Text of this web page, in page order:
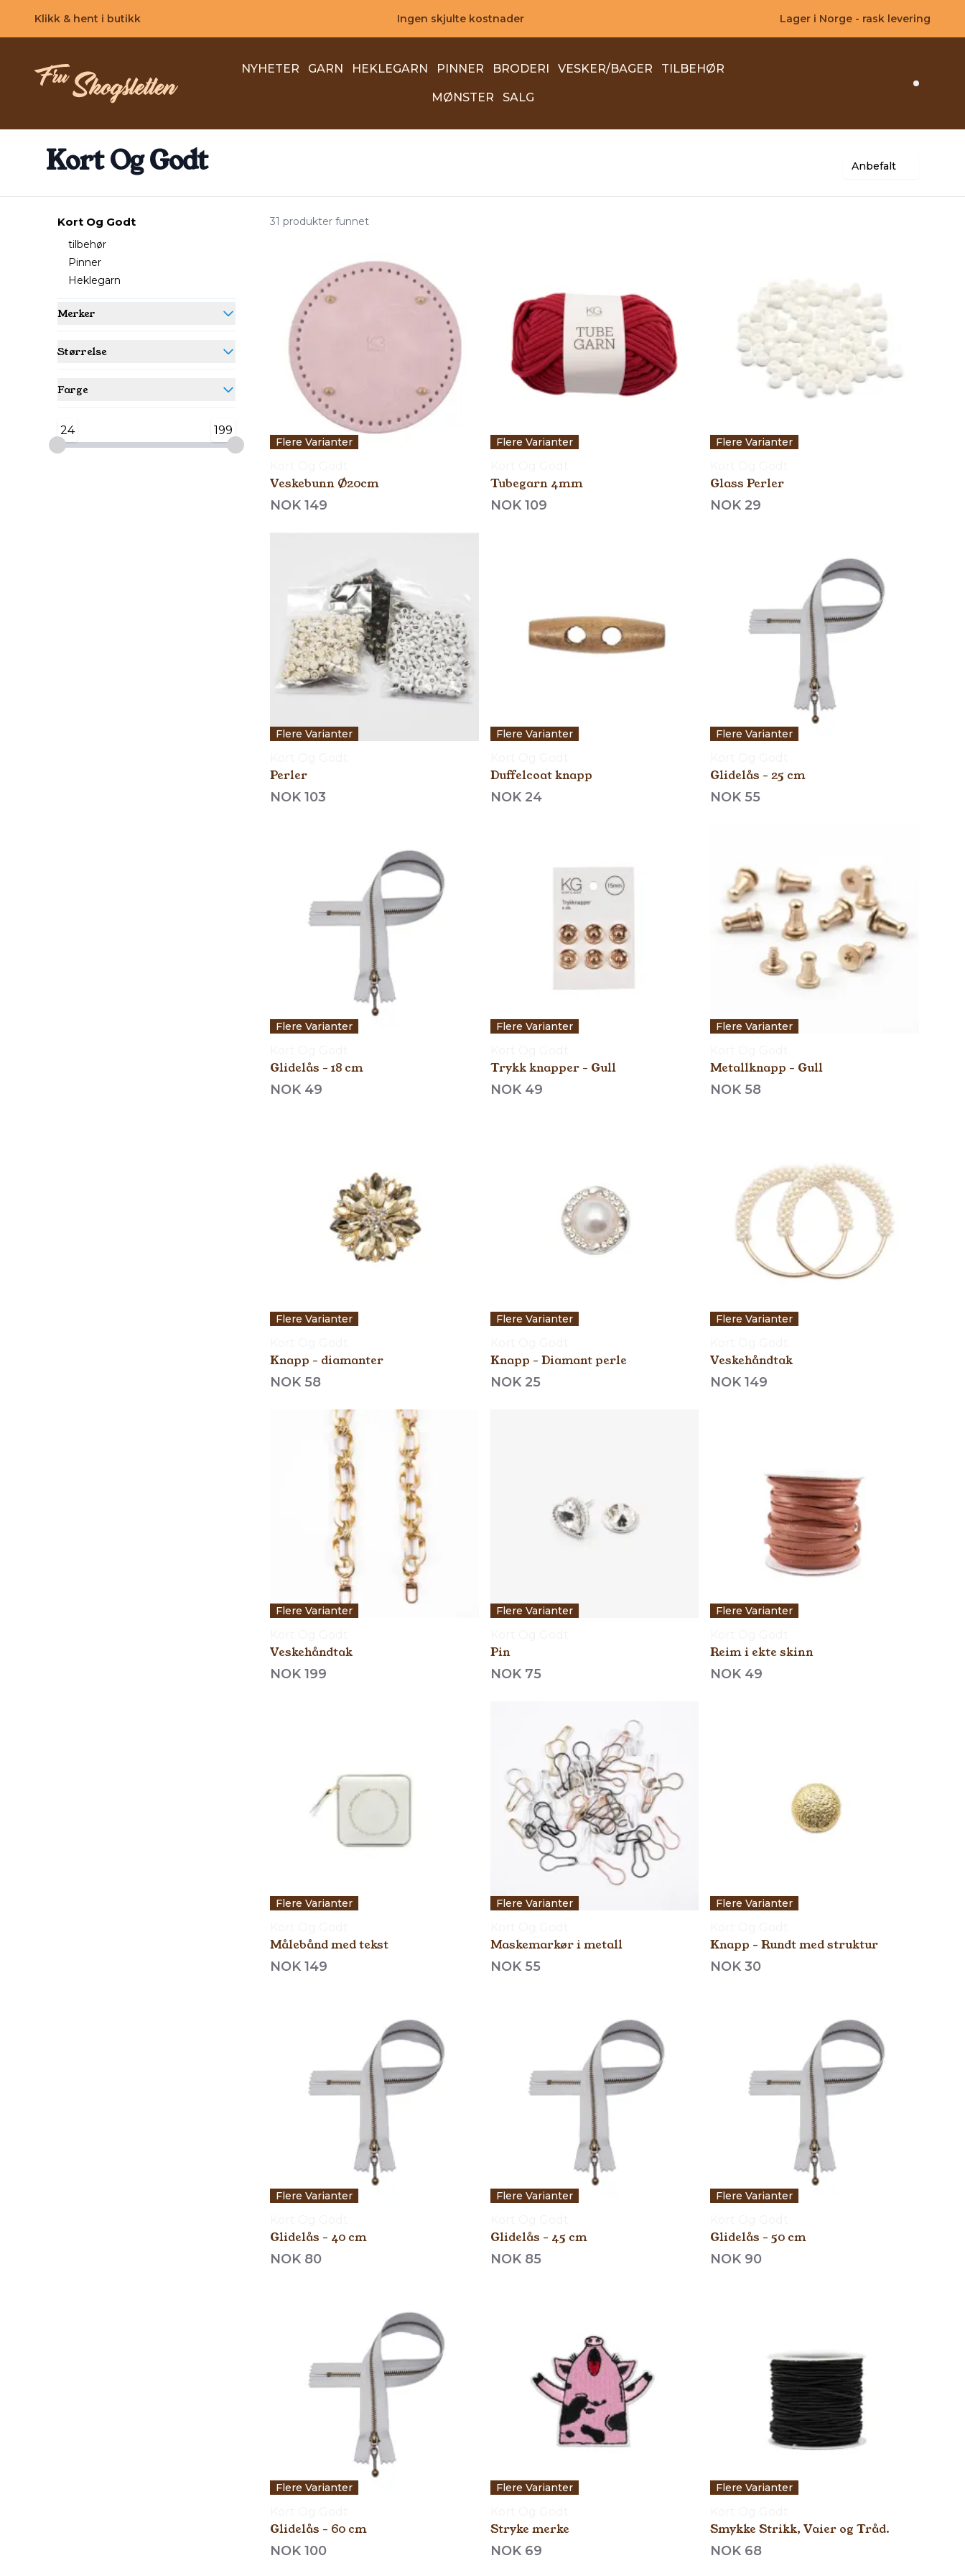
Klikk & hent i butikk Ingen skjulte kostnader Lager i Norge - rask levering
NYHETER GARN HEKLEGARN PINNER BRODERI VESKER/BAGER TILBEHØR
MØNSTER SALG Search
Kort Og Godt Anbefalt
Kort Og Godt
tilbehør
Pinner
Heklegarn
Merker
Størrelse
Farge
24 199
31 produkter funnet
Flere Varianter
Veskebunn Ø20cm
NOK 149
Flere Varianter
Tubegarn 4mm
NOK 109
Flere Varianter
Glass Perler
NOK 29
Flere Varianter
Perler
NOK 103
Flere Varianter
Duffelcoat knapp
NOK 24
Flere Varianter
Glidelås - 25 cm
NOK 55
Flere Varianter
Glidelås - 18 cm
NOK 49
Flere Varianter
Trykk knapper - Gull
NOK 49
Flere Varianter
Metallknapp - Gull
NOK 58
Flere Varianter
Knapp - diamanter
NOK 58
Flere Varianter
Knapp - Diamant perle
NOK 25
Flere Varianter
Veskehåndtak
NOK 149
Flere Varianter
Veskehåndtak
NOK 199
Flere Varianter
Pin
NOK 75
Flere Varianter
Reim i ekte skinn
NOK 49
Flere Varianter
Målebånd med tekst
NOK 149
Flere Varianter
Maskemarkør i metall
NOK 55
Flere Varianter
Knapp - Rundt med struktur
NOK 30
Flere Varianter
Glidelås - 40 cm
NOK 80
Flere Varianter
Glidelås - 45 cm
NOK 85
Flere Varianter
Glidelås - 50 cm
NOK 90
Flere Varianter
Glidelås - 60 cm
NOK 100
Flere Varianter
Stryke merke
NOK 69
Flere Varianter
Smykke Strikk, Vaier og Tråd.
NOK 68